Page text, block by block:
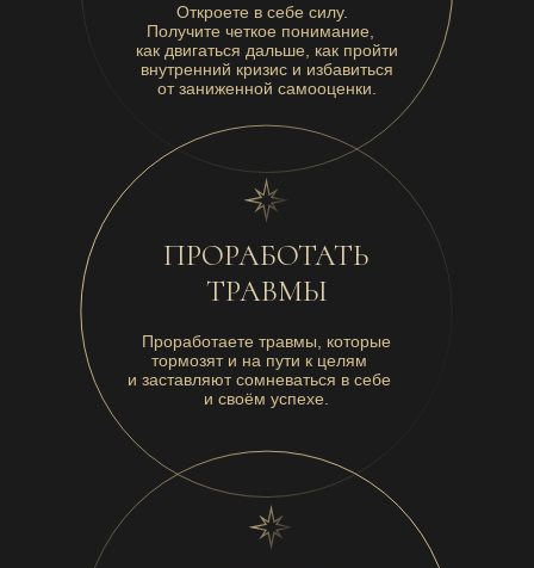
Откроете в себе силу.
Получите четкое понимание,
как двигаться дальше, как пройти
внутренний кризис и избавиться
от заниженной самооценки.
Проработаете травмы, которые
тормозят и на пути к целям
и заставляют сомневаться в себе
и своём успехе.
ПРОРАБОТАТЬ
ТРАВМЫ